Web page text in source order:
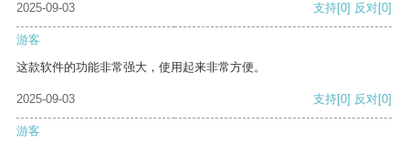
2025-09-03
支持[0] 反对[0]
游客
这款软件的功能非常强大，使用起来非常方便。
2025-09-03 支持[0] 反对[0]
游客